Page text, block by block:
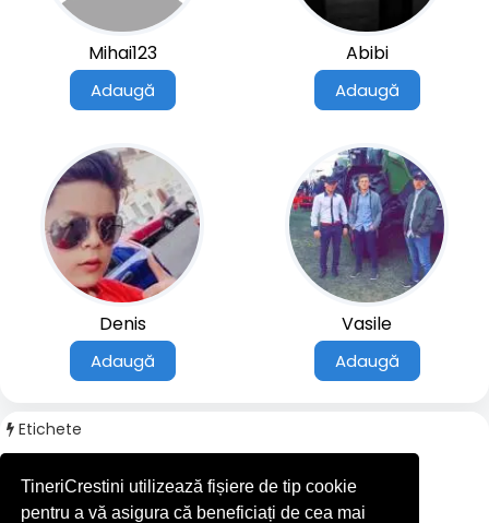
TineriCrestini utilizează fișiere de tip cookie
pentru a vă asigura că beneficiați de cea mai
Mihai123
Adaugă
Abibi
Adaugă
Denis
Adaugă
Vasile
Adaugă
Etichete
#casino